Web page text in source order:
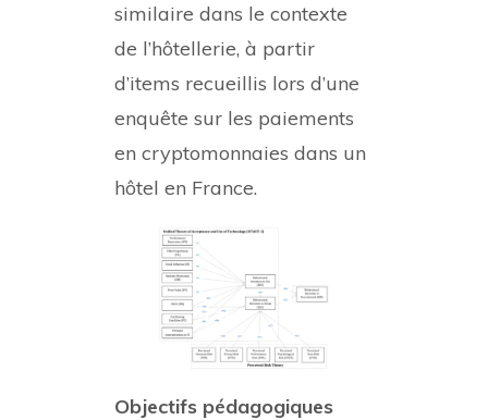
similaire dans le contexte
de l’hôtellerie, à partir
d’items recueillis lors d’une
enquête sur les paiements
en cryptomonnaies dans un
hôtel en France.
Objectifs pédagogiques